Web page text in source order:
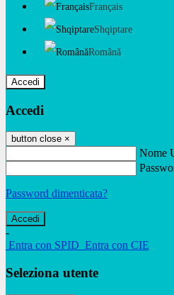
Français
Shqiptare
Română
Accedi
Accedi
button close ×
Nome
Password dimenticata?
-
Entra con SPID Entra con CIE
Seleziona utente